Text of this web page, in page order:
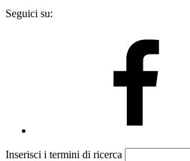
Seguici su:
Inserisci i termini di ricerca